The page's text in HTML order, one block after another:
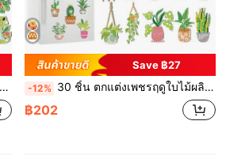
Save ฿27
-12% 30 ชิ้น ตกแต่งเพชรฤดูใบไม้ผลิแม่เหล็กติดตู้เย็น ชุดตกแต่งเพชร สติกเกอร์ติดตู้เย็น สะท้อนแสง ศิลปะเพชร 5D ติดรถ เรือสำราญ ประตู พาเหรดพื้นผิวโลหะ งาน DIY (ดอกไม้)
฿202